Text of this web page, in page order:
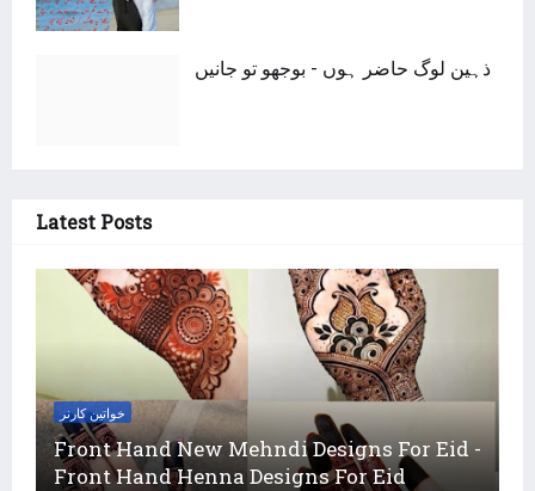
ذہین لوگ حاضر ہوں - بوجھو تو جانیں
Latest Posts
خواتین کارنر
Front Hand New Mehndi Designs For Eid -
Front Hand Henna Designs For Eid